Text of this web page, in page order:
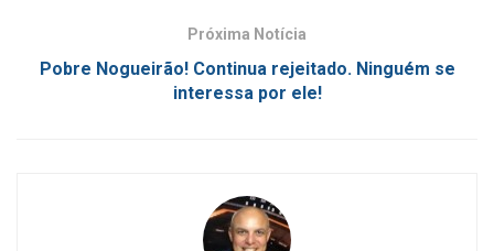
Próxima Notícia
Pobre Nogueirão! Continua rejeitado. Ninguém se
interessa por ele!